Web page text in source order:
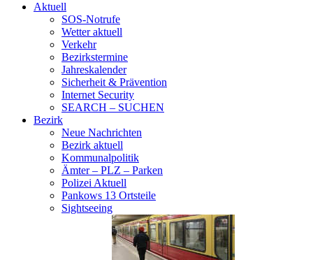
Aktuell
SOS-Notrufe
Wetter aktuell
Verkehr
Bezirkstermine
Jahreskalender
Sicherheit & Prävention
Internet Security
SEARCH – SUCHEN
Bezirk
Neue Nachrichten
Bezirk aktuell
Kommunalpolitik
Ämter – PLZ – Parken
Polizei Aktuell
Pankows 13 Ortsteile
Sightseeing